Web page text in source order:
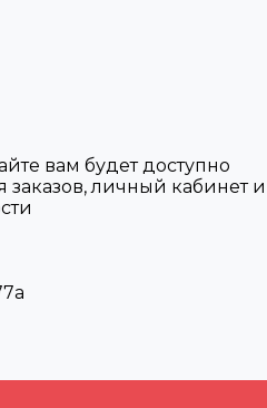
вам будет доступно
заказов, личный кабинет и